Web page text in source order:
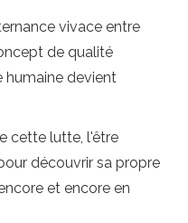
vivace entre
de qualité
humaine devient
cette lutte, l'être
découvrir sa propre
et encore en